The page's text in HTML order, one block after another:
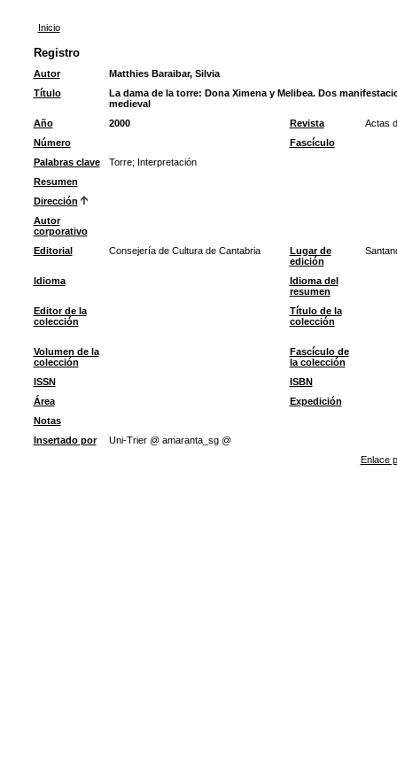
Inicio
Registro
Autor
Matthies Baraibar, Silvia
Título
La dama de la torre: Dona Ximena y Melibea. Dos
medieval
Año
2000 Revista
Actas
Número
Fascículo
Palabras clave
Torre; Interpretación
Resumen
Dirección
Autor
corporativo
Editorial
Consejería de Cultura de Cantabria
Lugar de
edición
Idioma
Idioma del
resumen
Editor de la
colección
Título de la
colección
Volumen de la
colección
Fascículo de
la colección
ISSN
ISBN
Área
Expedición
Notas
Insertado por
Uni-Trier @ amaranta_sg @
Enlace